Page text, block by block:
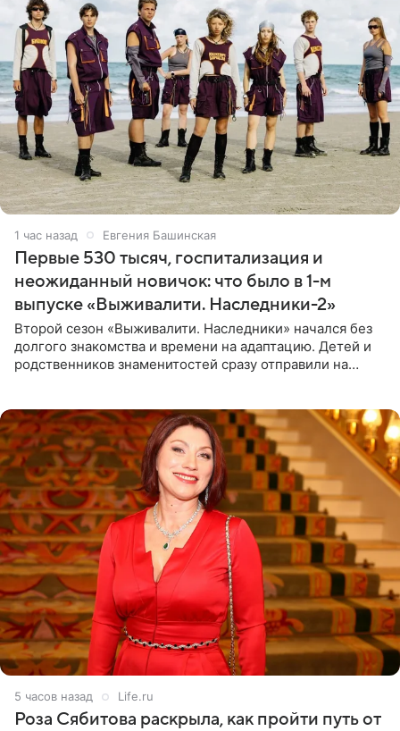
1 час назад Евгения Башинская
Первые 530 тысяч, госпитализация и
неожиданный новичок: что было в 1-м
выпуске «Выживалити. Наследники-2»
Второй сезон «Выживалити. Наследники» начался без
долгого знакомства и времени на адаптацию. Детей и
родственников знаменитостей сразу отправили на
5 часов назад Life.ru
Роза Сябитова раскрыла, как пройти путь от